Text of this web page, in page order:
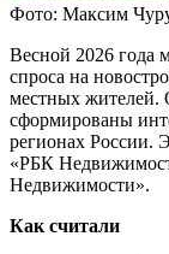
Фото: Максим
Весной 2026 года
спроса на
местных жителей.
сформированы
регионах России.
«РБК
Недвижимости».
Как считали